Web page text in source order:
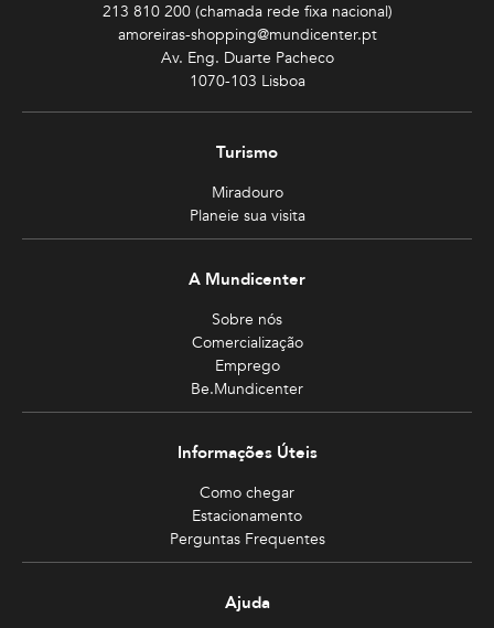
213 810 200 (chamada rede fixa nacional)
amoreiras-shopping@mundicenter.pt
Av. Eng. Duarte Pacheco
1070-103 Lisboa
Turismo
Miradouro
Planeie sua visita
A Mundicenter
Sobre nós
Comercialização
Emprego
Be.Mundicenter
Informações Úteis
Como chegar
Estacionamento
Perguntas Frequentes
Ajuda